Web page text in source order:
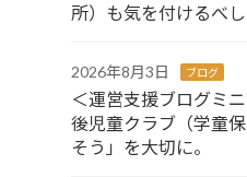
所）も気を付けるべし
2026年8月3日 ブログ
＜運営支援ブログミ
後児童クラブ（学童
そう」を大切に。